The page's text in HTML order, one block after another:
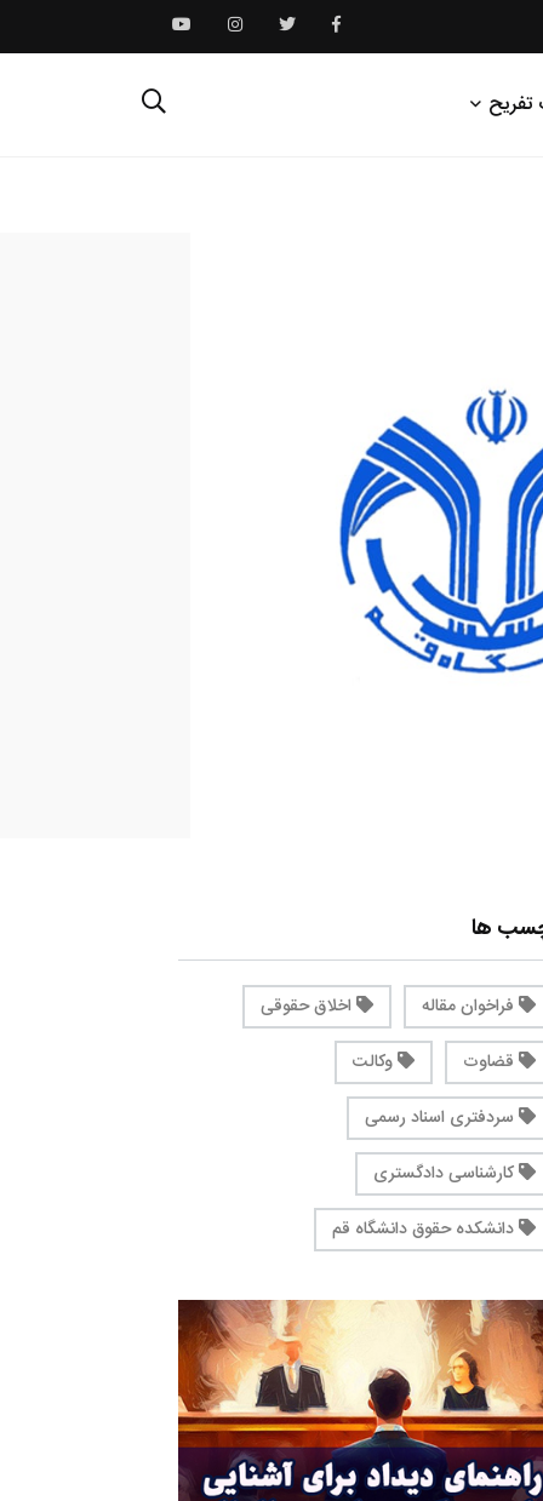
تفریح
ها
فراخوان مقاله
اخلاق حقوقی
قضاوت
وکالت
سردفتری اسناد رسمی
کارشناسی دادگستری
دانشکده حقوق دانشگاه قم